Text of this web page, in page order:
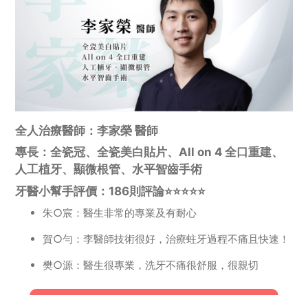
全人治療醫師：李家榮 醫師
專長：全瓷冠、全瓷美白貼片、All on 4 全口重建、
人工植牙、顯微根管、水平智齒手術
牙醫小幫手評價：186則評論⭐️⭐️⭐️⭐️⭐️
朱○宸：醫生非常的專業及有耐心
賀○勻：李醫師技術很好，治療蛀牙過程不痛且快速！
樊○源：醫生很專業，洗牙不痛很舒服，很親切